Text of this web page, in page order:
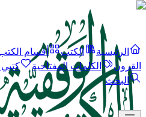
الرئيسية الكتب أقسام
القرون
الكلمات المفتاحية
البحث